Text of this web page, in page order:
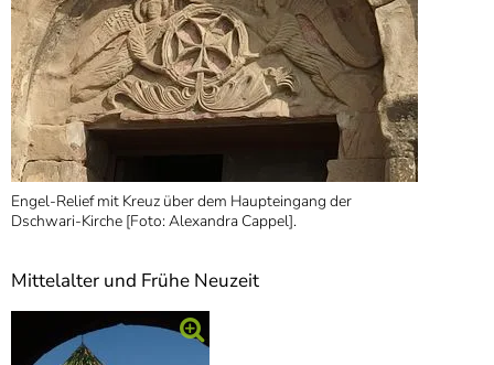
Engel-Relief mit Kreuz über dem Haupteingang der
Dschwari-Kirche [Foto: Alexandra Cappel].
Mittelalter und Frühe Neuzeit